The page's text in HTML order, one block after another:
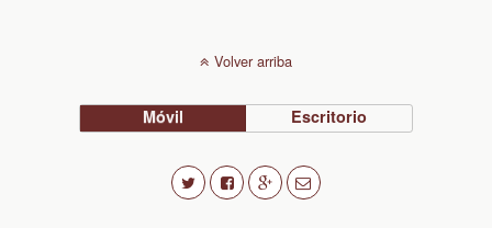
Volver arriba
Móvil Escritorio